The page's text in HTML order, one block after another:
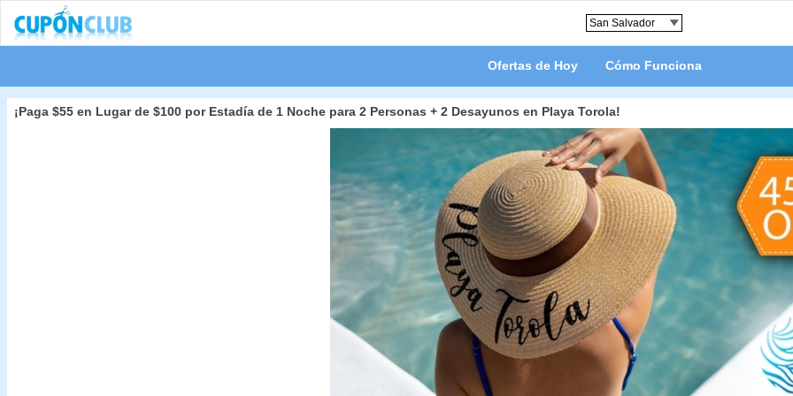
Ofertas de Hoy Cómo Funciona
¡Paga $55 en Lugar de $100 por Estadía de 1 Noche para 2 Personas + 2 Desayunos en Playa Torola!